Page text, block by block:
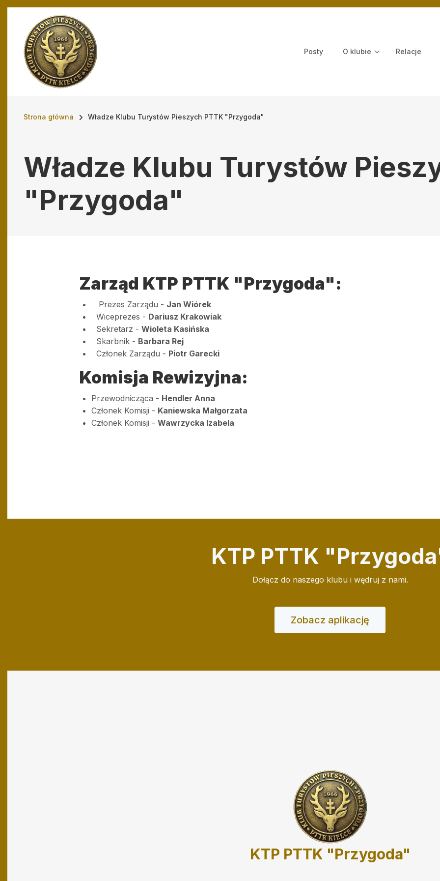
Przejdź do treści
Posty O klubie Relacje
Ścieżka nawigacyjna
Strona główna Władze Klubu Turystów Pieszych PTTK "Przygoda"
Władze Klubu Turystów
"Przygoda"
Zarząd KTP PTTK "Przygoda":
Prezes Zarządu - Jan Wiórek
Wiceprezes - Dariusz Krakowiak
Sekretarz - Wioleta Kasińska
Skarbnik - Barbara Rej
Członek Zarządu - Piotr Garecki
Komisja Rewizyjna:
Przewodnicząca - Hendler Anna
Członek Komisji - Kaniewska Małgorzata
Członek Komisji - Wawrzycka Izabela
KTP PTTK
Dołącz do naszego klubu i wędruj z nami.
Zobacz aplikację
KTP PTTK "Przygoda"